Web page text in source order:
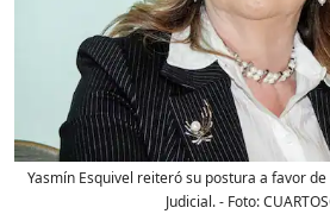
Yasmín Esquivel reiteró su postura a favor
Judicial.- Foto: